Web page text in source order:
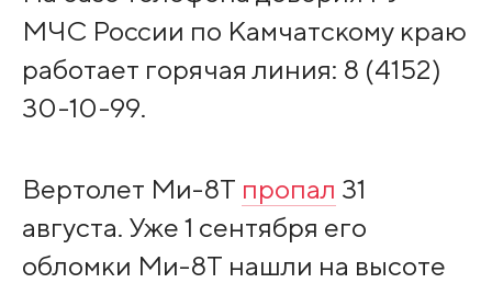
МЧС России по Камчатскому краю
работает горячая линия: 8 (4152)
30-10-99.
Вертолет Ми-8Т пропал 31
августа. Уже 1 сентября его
обломки Ми-8Т нашли на высоте